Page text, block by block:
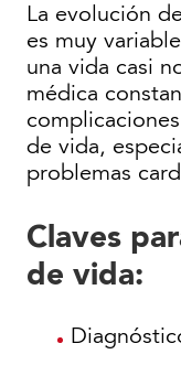
La evolución
es muy
una vida casi
médica
de vida,
problemas
Claves
de vida: